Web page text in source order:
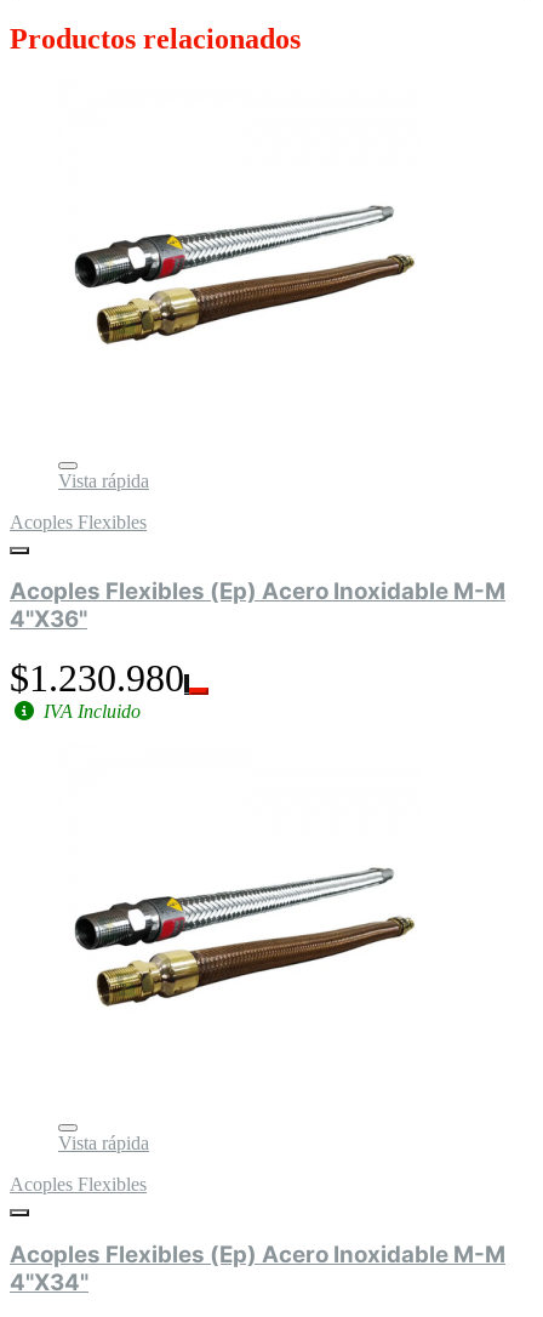
Productos relacionados
Vista rápida
Acoples Flexibles
Acoples Flexibles (Ep) Acero Inoxidable M-M
4"X36"
$1.230.980
IVA Incluido
Vista rápida
Acoples Flexibles
Acoples Flexibles (Ep) Acero Inoxidable M-M
4"X34"